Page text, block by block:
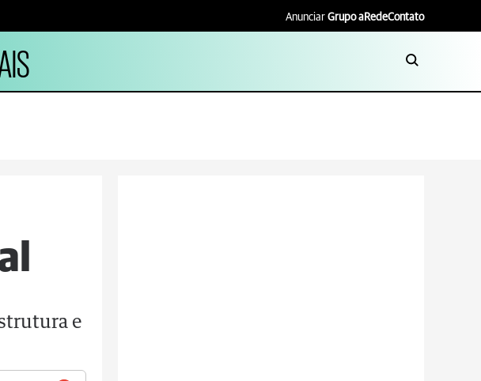
Anunciar Grupo aRedeContato
e